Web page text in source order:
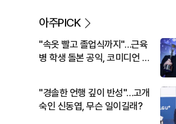
아주PICK
"속옷 빨고 졸업식까지"…근육
병 학생 돌본 공익, 코미디언 김
"경솔한 언행 깊이 반성"…고개
숙인 신동엽, 무슨 일이길래?